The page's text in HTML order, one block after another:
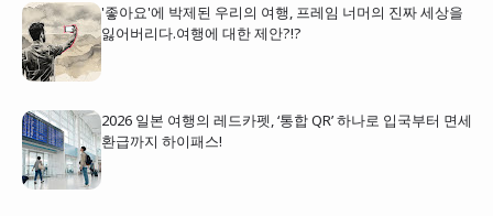
'좋아요'에 박제된 우리의 여행, 프레임 너머의 진짜 세상을
잃어버리다.여행에 대한 제안?!?
2026 일본 여행의 레드카펫, ‘통합 QR’ 하나로 입국부터 면세
환급까지 하이패스!